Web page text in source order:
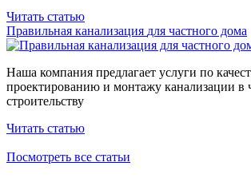
Читать статью
Правильная канализация для частного дома
Наша компания предлагает услуги по
проектированию и монтажу канализации в
строительству
Читать статью
Посмотреть все статьи